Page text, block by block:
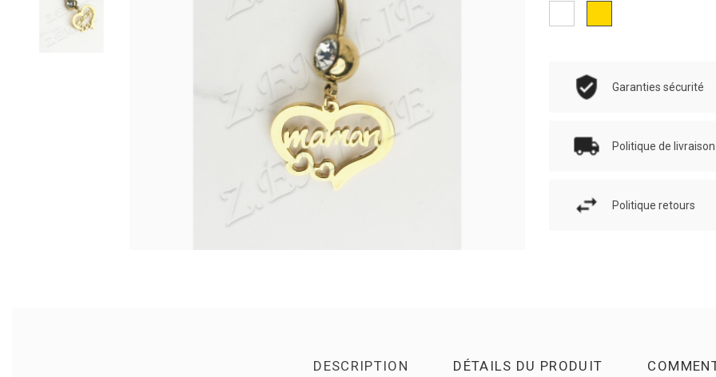
Garanties sécurité
Politique de livraison
Politique retours
DESCRIPTION DÉTAILS DU PRODUIT